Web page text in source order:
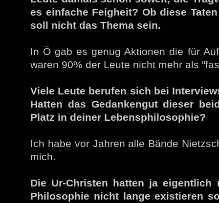
es einfache Feigheit? Ob diese
soll nicht das Thema sein.
In Ö gab es genug Aktionen die für
waren 90% der Leute nicht mehr als
Viele Leute berufen sich bei
Hatten das Gedankengut dieser
Platz in deiner Lebensphilosophie?
Ich habe vor Jahren alle Bände
mich.
Die Ur-Christen hatten ja
Philosophie nicht lange existieren